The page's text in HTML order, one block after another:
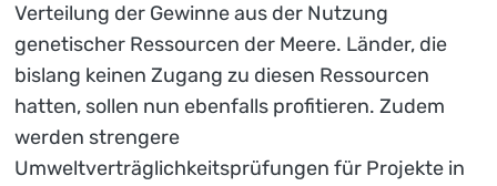
Verteilung der Gewinne aus der Nutzung
genetischer Ressourcen der Meere. Länder, die
bislang keinen Zugang zu diesen Ressourcen
hatten, sollen nun ebenfalls profitieren. Zudem
werden strengere
Umweltverträglichkeitsprüfungen für Projekte in